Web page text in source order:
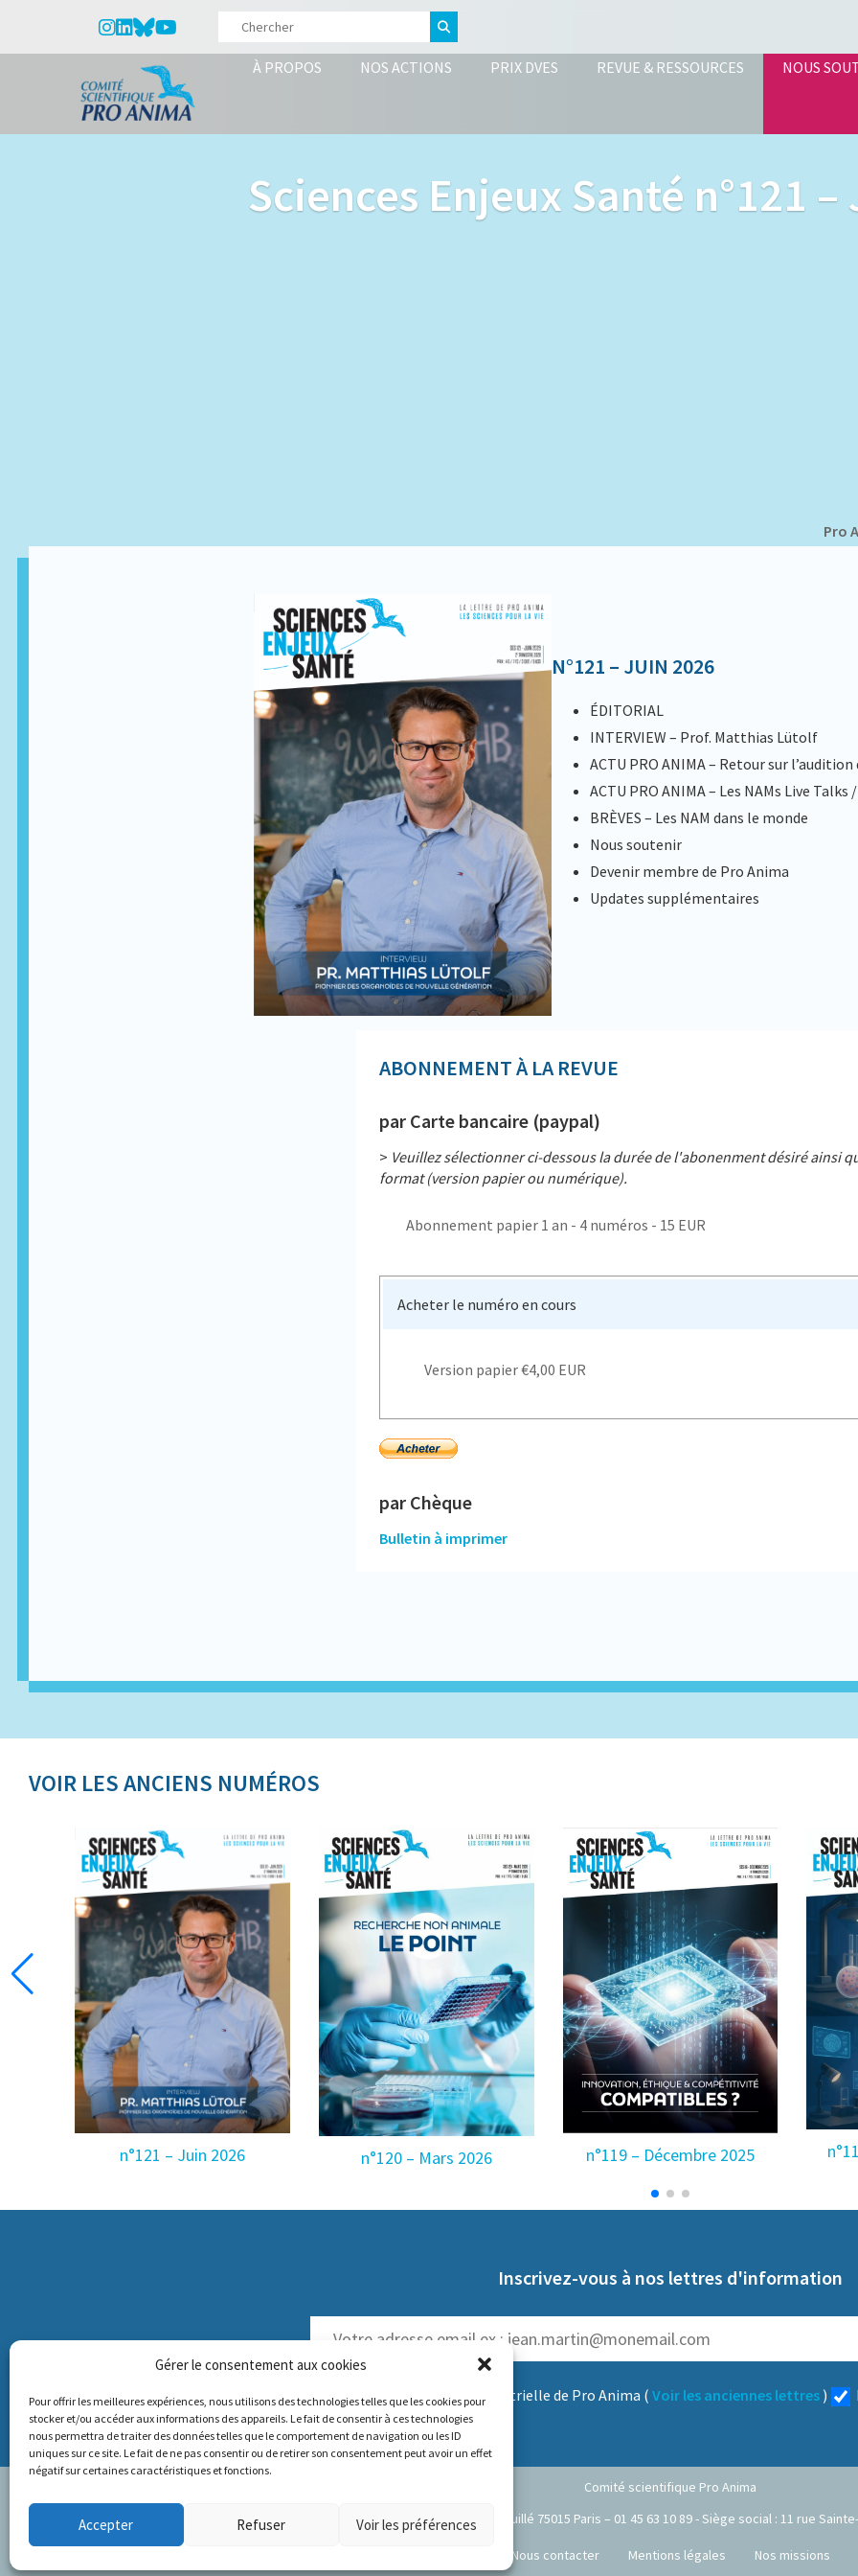
Gérer le consentement aux cookies
Pour offrir les meilleures expériences, nous utilisons des technologies telles que les cookies pour
stocker et/ou accéder aux informations des appareils. Le fait de consentir à ces technologies
nous permettra de traiter des données telles que le comportement de navigation ou les ID
uniques sur ce site. Le fait de ne pas consentir ou de retirer son consentement peut avoir un effet
négatif sur certaines caractéristiques et fonctions.
Accepter Refuser Voir les préférences
À PROPOS NOS ACTIONS PRIX DVES REVUE & RESSOURCES NOUS
Sciences Enjeux Santé n°121
Pro
N°121 – JUIN 2026
ÉDITORIAL
INTERVIEW – Prof. Matthias Lütolf
ACTU PRO ANIMA – Retour sur
ACTU PRO ANIMA – Les NAMs Live
BRÈVES – Les NAM dans le monde
Nous soutenir
Devenir membre de Pro Anima
Updates supplémentaires
ABONNEMENT À LA REVUE
par Carte bancaire (paypal)
> Veuillez sélectionner ci-dessous la durée de l'abonenment désiré ainsi
format (version papier ou numérique).
Acheter le numéro en cours
par Chèque
Bulletin à imprimer
VOIR LES ANCIENS NUMÉROS
n°121 – Juin 2026 n°120 – Mars 2026 n°119 – Décembre 2025
Inscrivez-vous à nos lettres d'information
NOS LETTRES D'INFOS : trimestrielle de Pro Anima ( Voir les anciennes lettres)
Comité scientifique Pro Anima
Bureau parisien : 35 rue de Vouillé 75015 Paris – 01 45 63 10 89 - Siège social : 11 rue
Nous contacter Mentions légales Nos missions